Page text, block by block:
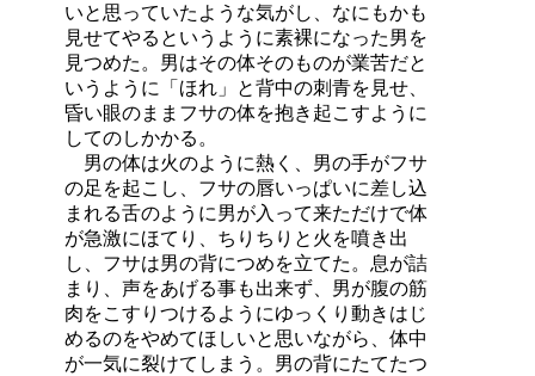
いと思っていたような気がし、なにもかも
見せてやるというように素裸になった男を
見つめた。男はその体そのものが業苦だと
いうように「ほれ」と背中の刺青を見せ、
昏い眼のままフサの体を抱き起こすように
してのしかかる。
男の体は火のように熱く、男の手がフサ
の足を起こし、フサの唇いっぱいに差し込
まれる舌のように男が入って来ただけで体
が急激にほてり、ちりちりと火を噴き出
し、フサは男の背につめを立てた。息が詰
まり、声をあげる事も出来ず、男が腹の筋
肉をこすりつけるようにゆっくり動きはじ
めるのをやめてほしいと思いながら、体中
が一気に裂けてしまう。男の背にたてたつ